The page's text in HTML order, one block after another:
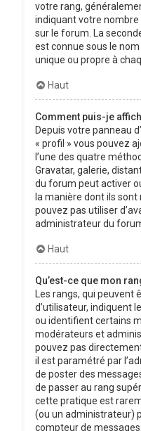
votre rang,
indiquant votre
sur le forum. La
est connue sous le
unique ou propre à
Haut
Comment puis-je
Depuis votre panneau
« profil » vous pouvez
l’une des quatre
Gravatar, galerie,
du forum peut activer
la manière dont ils sont
pouvez pas utiliser
administrateur du
Haut
Qu’est-ce que mon
Les rangs, qui peuvent
d’utilisateur, indiquent
ou identifient certains
modérateurs et
pouvez pas
il est paramétré par
de poster des
de passer au rang
cette pratique est
(ou un administrateur)
compteur de messages.